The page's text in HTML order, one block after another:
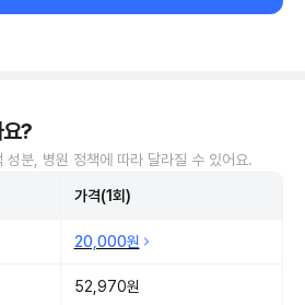
?
성분, 병원 정책에 따라 달라질 수 있어요.
가격(1회)
20,000원
52,970원